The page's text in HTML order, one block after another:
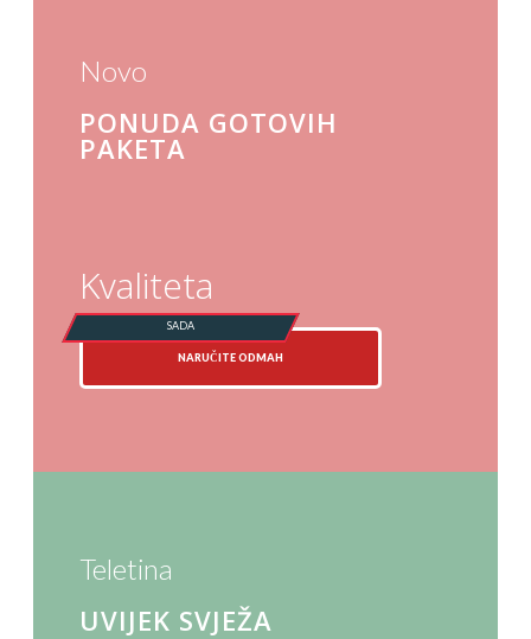
Novo
PONUDA GOTOVIH
PAKETA
Kvaliteta
NARUČITE ODMAH
Teletina
UVIJEK SVJEŽA